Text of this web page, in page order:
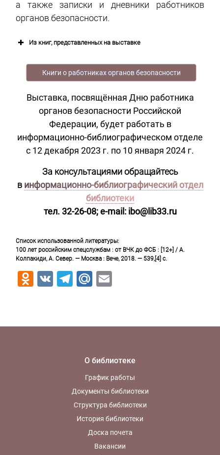
а также записки и дневники работников
органов безопасности.
Из книг, представленных на выставке
От КГБ до ФСБ:записки опера
Горленко ;Союз ветеранов
госбезопасности
Книги о работниках органов безопасности
Выставка, посвящённая Дню работника
органов безопасности Российской
Федерации, будет работать в
информационно-библиографическом отделе
с 12 декабря 2023 г. по 10 января 2024 г.
За консультациями обращайтесь
в информационно-библиографический отдел
библиотеки
тел. 32-26-08; e-mail: ibo@lib33.ru
Список использованной литературы:
100 лет российским спецслужбам :от ВЧК до ФСБ : [12+] / А.
Колпакиди, А. Север. — Москва : Вече, 2018. — 539,[4] с.
Odnoklassniki
VK Telegram
Mail.Ru
О библиотеке
График работы
Документы библиотеки
Структура библиотеки
История библиотеки
Доска почета
Вакансии